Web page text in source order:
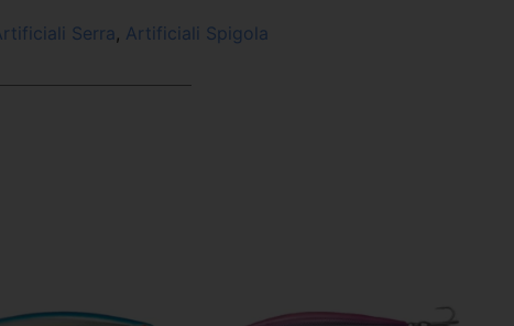
Serra, Artificiali Spigola